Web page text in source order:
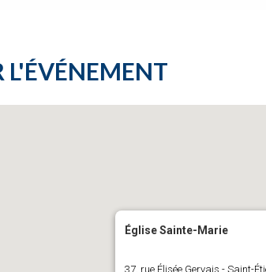
L'ÉVÉNEMENT
Église Sainte-Marie
37, rue Élisée Gervais - Saint-